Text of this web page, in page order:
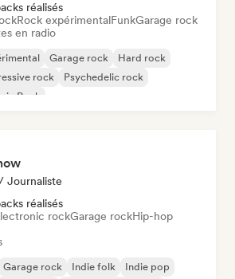
réalisés
Rock expérimentalFunkGarage rock
en radio
Garage rock
Hard rock
rock
Psychedelic rock
Rock
Journaliste
réalisés
rockGarage rockHip-hop
Garage rock Indie folk
Indie pop